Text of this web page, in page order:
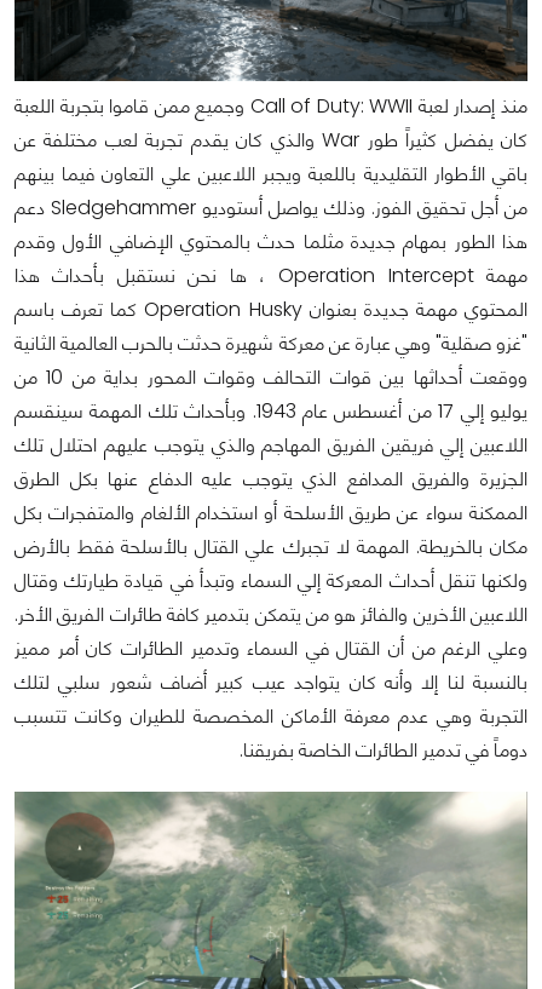
منذ إصدار لعبة Call of Duty: WWII وجميع ممن قاموا بتجربة اللعبة
كان يفضل كثيراً طور War والذي كان يقدم تجربة لعب مختلفة عن
باقي الأطوار التقليدية باللعبة ويجبر اللاعبين علي التعاون فيما بينهم
من أجل تحقيق الفوز. وذلك يواصل أستوديو Sledgehammer دعم
هذا الطور بمهام جديدة مثلما حدث بالمحتوي الإضافي الأول وقدم
مهمة Operation Intercept ، ها نحن نستقبل بأحداث هذا
المحتوي مهمة جديدة بعنوان Operation Husky كما تعرف باسم
"غزو صقلية" وهي عبارة عن معركة شهيرة حدثت بالحرب العالمية الثانية
ووقعت أحداثها بين قوات التحالف وقوات المحور بداية من 10 من
يوليو إلي 17 من أغسطس عام 1943. وبأحداث تلك المهمة سينقسم
اللاعبين إلي فريقين الفريق المهاجم والذي يتوجب عليهم احتلال تلك
الجزيرة والفريق المدافع الذي يتوجب عليه الدفاع عنها بكل الطرق
الممكنة سواء عن طريق الأسلحة أو استخدام الألغام والمتفجرات بكل
مكان بالخريطة. المهمة لا تجبرك علي القتال بالأسلحة فقط بالأرض
ولكنها تنقل أحداث المعركة إلي السماء وتبدأ في قيادة طيارتك وقتال
اللاعبين الأخرين والفائز هو من يتمكن بتدمير كافة طائرات الفريق الأخر.
وعلي الرغم من أن القتال في السماء وتدمير الطائرات كان أمر مميز
بالنسبة لنا إلا وأنه كان يتواجد عيب كبير أضاف شعور سلبي لتلك
التجربة وهي عدم معرفة الأماكن المخصصة للطيران وكانت تتسبب
دوماً في تدمير الطائرات الخاصة بفريقنا.